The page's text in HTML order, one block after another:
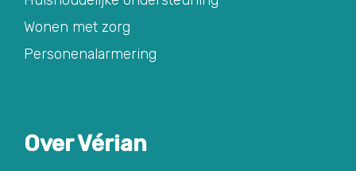
Wonen met zorg
Personenalarmering
Over Vérian